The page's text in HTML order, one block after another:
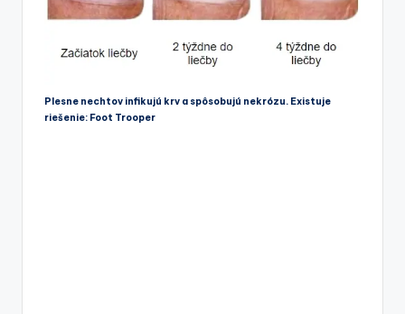
Plesne nechtov infikujú krv a spôsobujú nekrózu. Existuje
riešenie: Foot Trooper